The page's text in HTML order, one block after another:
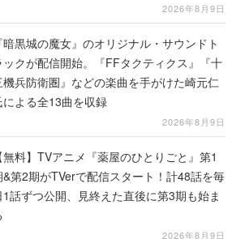
2026年8月9日
暗黒城の魔女』のオリジナル・サウンドト
ックが配信開始。『FFタクティクス』『十
機兵防衛圏』などの楽曲を手がけた崎元仁
による全13曲を収録
2026年8月9日
無料】TVアニメ『薬屋のひとりごと』第1
&第2期がTVerで配信スタート！計48話を毎
1話ずつ公開、見終えた直後に第3期も始ま
2026年8月9日